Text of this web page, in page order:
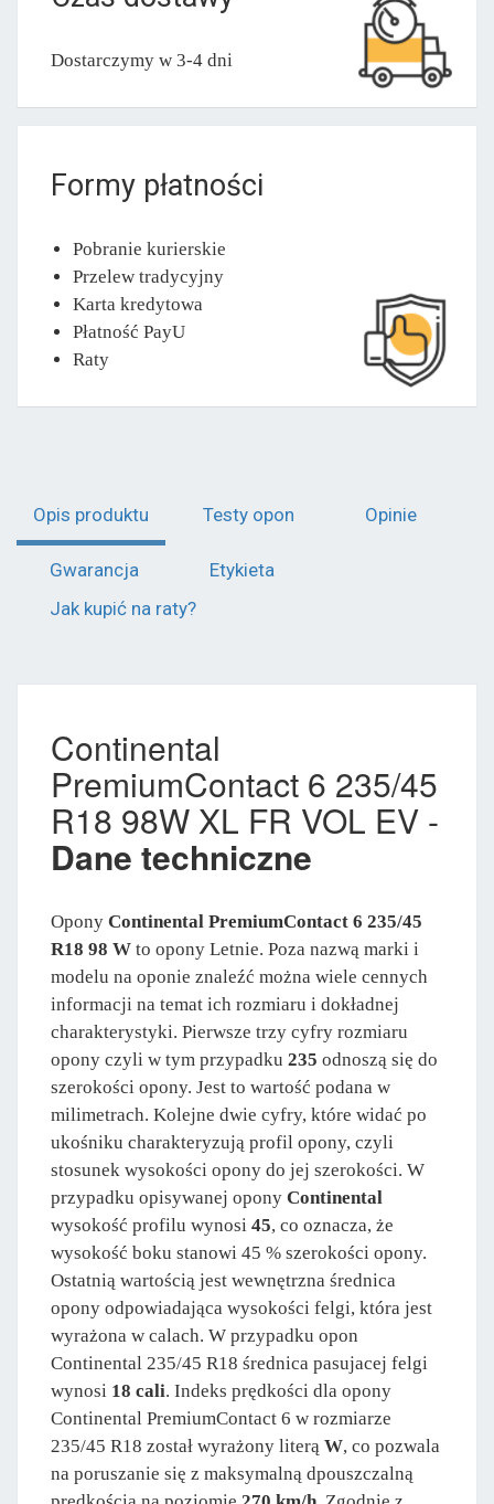
Dostarczymy w 3-4 dni
Formy płatności
Pobranie kurierskie
Przelew tradycyjny
Karta kredytowa
Płatność PayU
Raty
Opis produktu Testy opon Opinie
Gwarancja
Etykieta
Jak kupić na raty?
Continental
PremiumContact 6 235/45
R18 98W XL FR VOL EV -
Dane techniczne
Opony Continental PremiumContact 6 235/45
R18 98 W to opony Letnie. Poza nazwą marki i
modelu na oponie znaleźć można wiele cennych
informacji na temat ich rozmiaru i dokładnej
charakterystyki. Pierwsze trzy cyfry rozmiaru
opony czyli w tym przypadku 235 odnoszą się do
szerokości opony. Jest to wartość podana w
milimetrach. Kolejne dwie cyfry, które widać po
ukośniku charakteryzują profil opony, czyli
stosunek wysokości opony do jej szerokości. W
przypadku opisywanej opony Continental
wysokość profilu wynosi 45, co oznacza, że
wysokość boku stanowi 45 % szerokości opony.
Ostatnią wartością jest wewnętrzna średnica
opony odpowiadająca wysokości felgi, która jest
wyrażona w calach. W przypadku opon
Continental 235/45 R18 średnica pasujacej felgi
wynosi 18 cali. Indeks prędkości dla opony
Continental PremiumContact 6 w rozmiarze
235/45 R18 został wyrażony literą W, co pozwala
na poruszanie się z maksymalną dpouszczalną